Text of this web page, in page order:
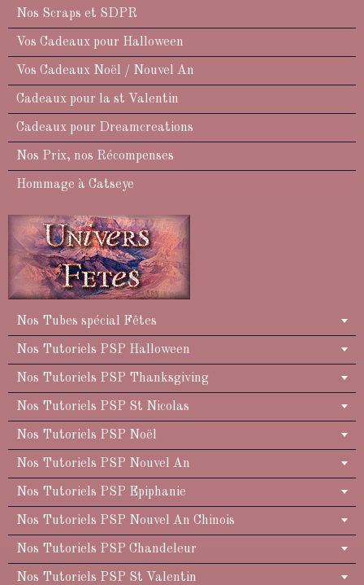
Nos Scraps et SDPR
Vos Cadeaux pour Halloween
Vos Cadeaux Noël / Nouvel An
Cadeaux pour la st Valentin
Cadeaux pour Dreamcreations
Nos Prix, nos Récompenses
Hommage à Catseye
Nos Tubes spécial Fêtes
Nos Tutoriels PSP Halloween
Nos Tutoriels PSP Thanksgiving
Nos Tutoriels PSP St Nicolas
Nos Tutoriels PSP Noël
Nos Tutoriels PSP Nouvel An
Nos Tutoriels PSP Epiphanie
Nos Tutoriels PSP Nouvel An Chinois
Nos Tutoriels PSP Chandeleur
Nos Tutoriels PSP St Valentin